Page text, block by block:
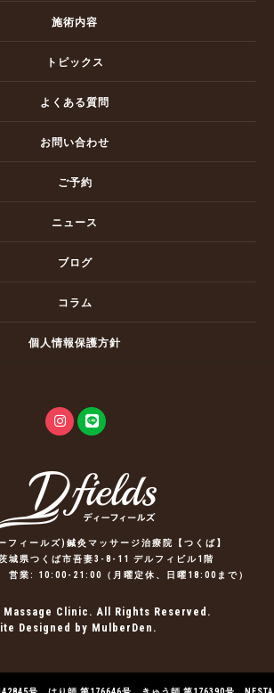
施術内容
トピックス
よくある質問
お問い合わせ
ご予約
ニュース
ブログ
コラム
個人情報保護方針
ィールズ)鍼灸マッサージ治療院【つくば】
城県つくば市吾妻3-8-11 デルフィビル1階
営業: 10:00-21:00（月曜定休、日曜18:00まで）
Clinic. All Rights Reserved.
Designed by MulberDen.